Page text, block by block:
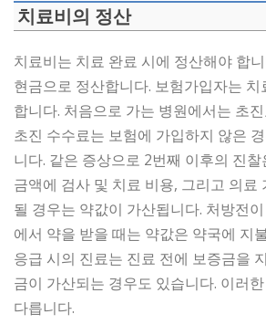
치료비의 정산
치료비는 치료 완료 시에 정산해야 합
현금으로 정산합니다. 보험가입자는
합니다. 처음으로 가는 병원에서는 초
초진 수수료는 보험에 가입하지 않은
니다. 같은 증상으로 2번째 이후의 진
금액에 검사 및 치료 비용, 그리고 의료
될 경우는 약값이 가산됩니다. 처방전
에서 약을 받을 때는 약값은 약국에 지
응급 시의 진료는 진료 전에 보증금을
금이 가산되는 경우도 있습니다. 이러
다릅니다.